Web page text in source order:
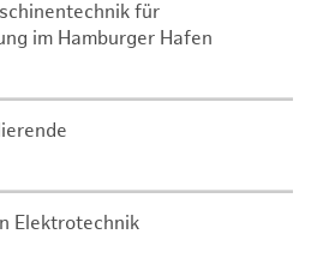
für
im Hamburger Hafen
Elektrotechnik